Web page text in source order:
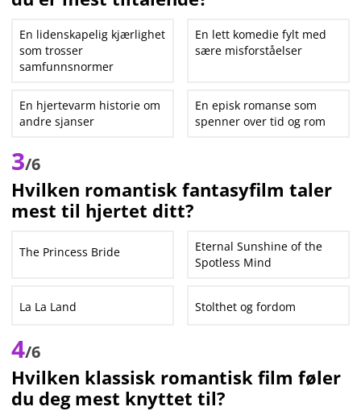
En lidenskapelig kjærlighet
som trosser
samfunnsnormer
En lett komedie fylt med
sære misforståelser
En hjertevarm historie om
andre sjanser
En episk romanse som
spenner over tid og rom
3/6
Hvilken romantisk fantasyfilm taler
mest til hjertet ditt?
The Princess Bride
Eternal Sunshine of the
Spotless Mind
La La Land Stolthet og fordom
4/6
Hvilken klassisk romantisk film føler
du deg mest knyttet til?